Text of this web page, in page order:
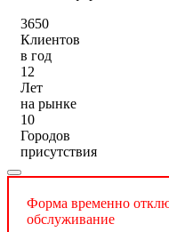
3650
Клиентов
в год
12
Лет
на рынке
10
Городов
присутствия
Форма временно
обслуживание